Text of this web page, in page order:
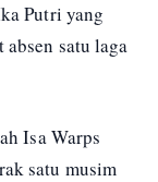
Putri yang
satu laga
Isa Warps
satu musim